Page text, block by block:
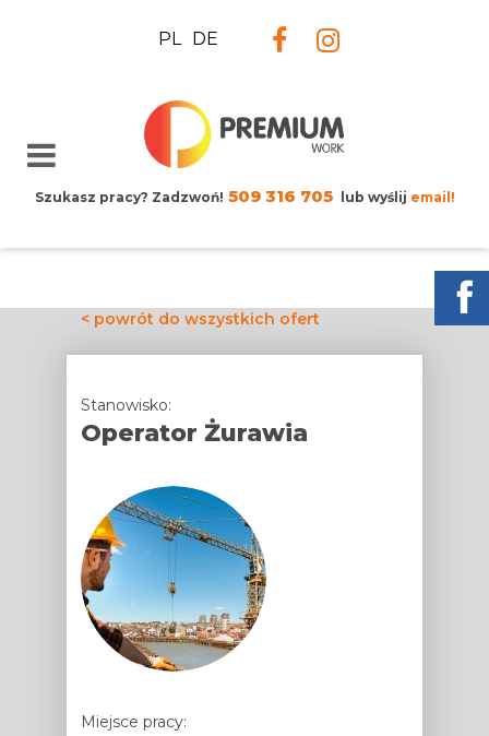
PL DE
Szukasz pracy? Zadzwoń! 509 316 705 lub wyślij email!
< powrót do wszystkich ofert
Stanowisko:
Operator Żurawia
Miejsce pracy: